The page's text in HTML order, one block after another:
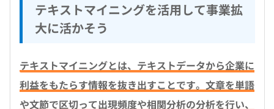
テキストマイニングを活用して事業拡
大に活かそう
テキストマイニングとは、テキストデータから企業に
利益をもたらす情報を抜き出すことです。文章を単語
や文節で区切って出現頻度や相関分析の分析を行い、